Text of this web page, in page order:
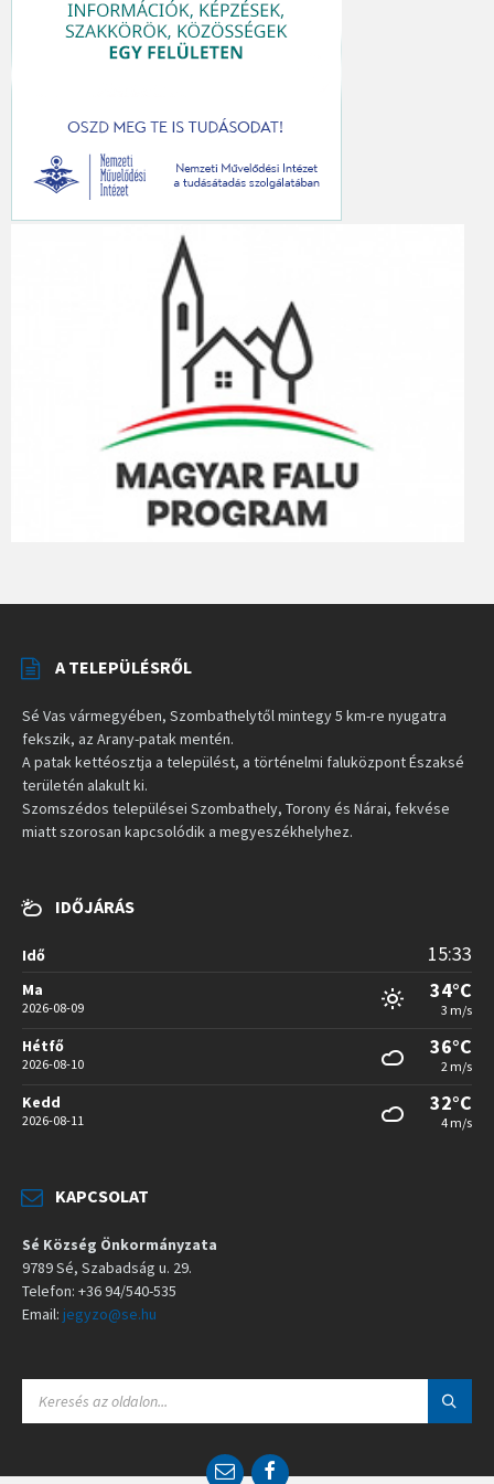
A TELEPÜLÉSRŐL
Sé Vas vármegyében, Szombathelytől mintegy 5 km-re nyugatra
fekszik, az Arany-patak mentén.
A patak kettéosztja a települést, a történelmi faluközpont Északsé
területén alakult ki.
Szomszédos települései Szombathely, Torony és Nárai, fekvése
miatt szorosan kapcsolódik a megyeszékhelyhez.
IDŐJÁRÁS
Idő 15:33
Ma
2026-08-09
34°C
3 m/s
Hétfő
2026-08-10
36°C
2 m/s
Kedd
2026-08-11
32°C
4 m/s
KAPCSOLAT
Sé Község Önkormányzata
9789 Sé, Szabadság u. 29.
Telefon: +36 94/540-535
Email: jegyzo@se.hu
A
E
F